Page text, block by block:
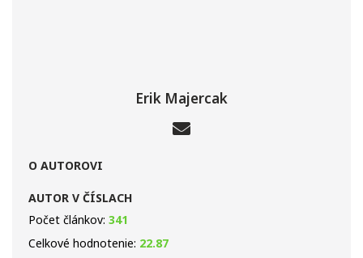
Erik Majercak
O AUTOROVI
AUTOR V ČÍSLACH
Počet článkov: 341
Celkové hodnotenie: 22.87